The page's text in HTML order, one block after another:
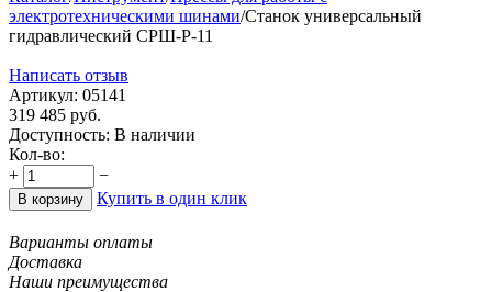
электротехническими шинами/Станок универсальный
гидравлический СРШ-Р-11
Написать отзыв
Артикул: 05141
319 485 руб.
Доступность: В наличии
Кол-во:
+
−
В корзину Купить в один клик
Варианты оплаты
Доставка
Наши преимущества